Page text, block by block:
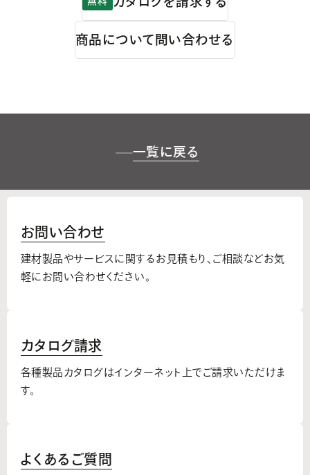
商品について問い合わせる
一覧に戻る
お問い合わせ
建材製品やサービスに関するお見積もり、 ご相談などお気
軽にお問い合わせください。
カタログ請求
各種製品カタログはインターネット上でご請求いただけま
す。
よくあるご質問